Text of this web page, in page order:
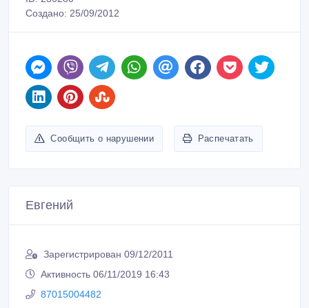
Создано: 25/09/2012
Сообщить о нарушении Распечатать
Евгений
Зарегистрирован 09/12/2011
Активность 06/11/2019 16:43
87015004482